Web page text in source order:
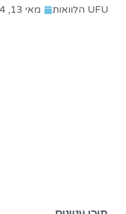
UFU הלוואות מאי 13, 2024